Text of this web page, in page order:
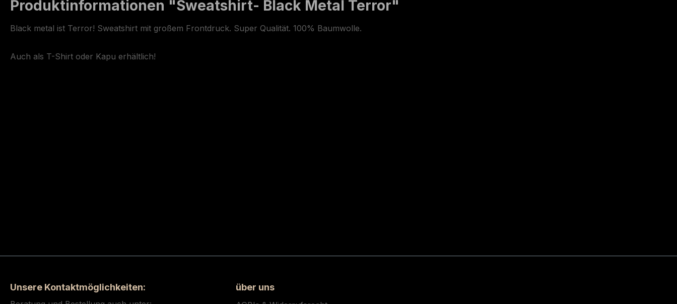
Produktinformationen "Sweatshirt- Black Metal Terror"
Black metal ist Terror! Sweatshirt mit großem Frontdruck. Super Qualität. 100% Baumwolle.
Auch als T-Shirt oder Kapu erhältlich!
Unsere Kontaktmöglichkeiten: über uns